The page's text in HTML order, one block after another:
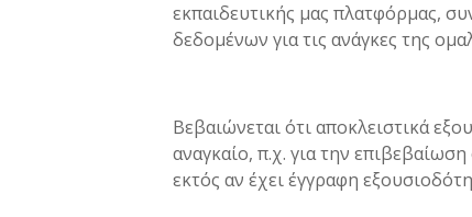
εκπαιδευτικής μας πλατφόρμας,
δεδομένων για τις ανάγκες της
Βεβαιώνεται ότι αποκλειστικά
αναγκαίο, π.χ. για την
εκτός αν έχει έγγραφη